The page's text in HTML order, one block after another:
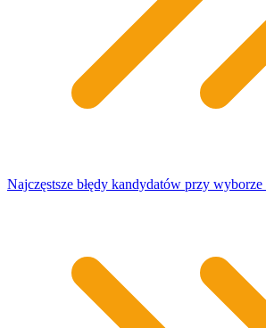
Najczęstsze błędy kandydatów przy